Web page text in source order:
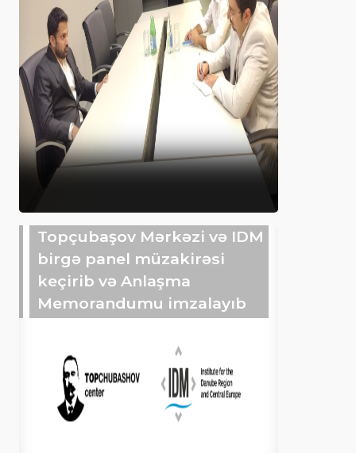
Topçubaşov Mərkəzi və IDM
birgə panel müzakirəsi
keçirib və Anlaşma
Memorandumu imzalayıb